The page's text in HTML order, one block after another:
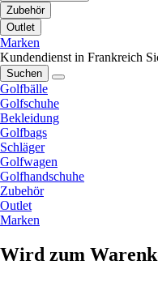
Zubehör
Outlet
Marken
Kundendienst in Frankreich
Suchen
Golfbälle
Golfschuhe
Bekleidung
Golfbags
Schläger
Golfwagen
Golfhandschuhe
Zubehör
Outlet
Marken
Wird zum